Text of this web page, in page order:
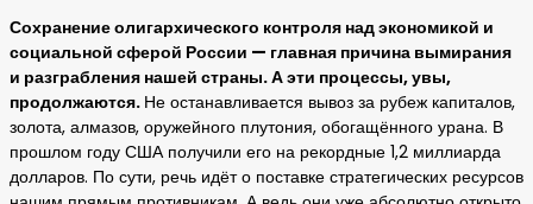
Сохранение олигархического контроля над экономикой и
социальной сферой России — главная причина вымирания
и разграбления нашей страны. А эти процессы, увы,
продолжаются. Не останавливается вывоз за рубеж капиталов,
золота, алмазов, оружейного плутония, обогащённого урана. В
прошлом году США получили его на рекордные 1,2 миллиарда
долларов. По сути, речь идёт о поставке стратегических ресурсов